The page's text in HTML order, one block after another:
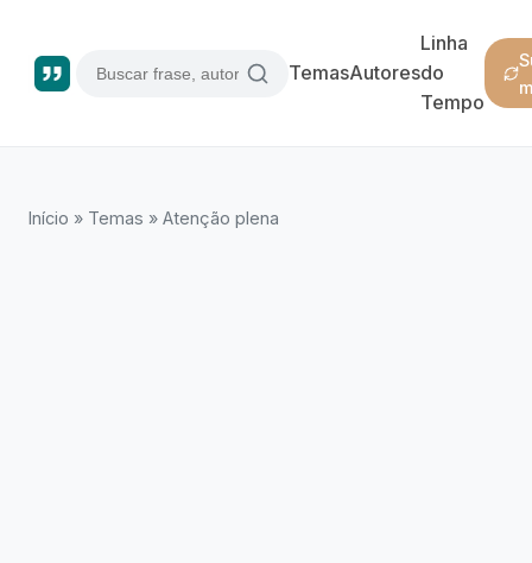
TemasAutores
Linha
do
Tempo
Início » Temas » Atenção plena